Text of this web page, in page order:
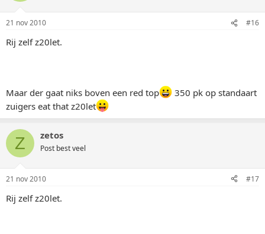
21 nov 2010 #16
Rij zelf z20let.
Maar der gaat niks boven een red top
350 pk op standaart
zuigers eat that z20let
Z zetos
Post best veel
21 nov 2010 #17
Rij zelf z20let.